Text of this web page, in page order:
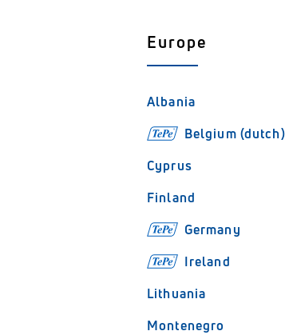
Europe
Albania
Belgium (dutch)
Cyprus
Finland
Germany
Ireland
Lithuania
Montenegro